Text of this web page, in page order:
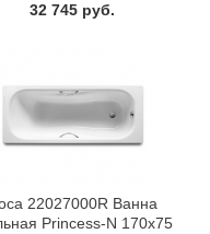
32 745 руб.
22027000R Ванна
Princess-N 170x75